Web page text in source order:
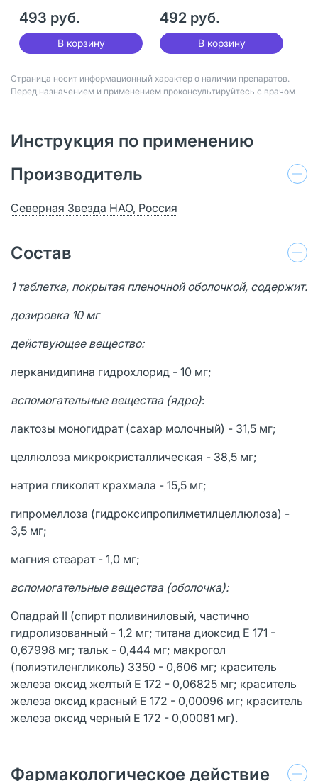
493 руб.
В корзину
492 руб.
В корзину
Страница носит информационный характер о наличии препаратов.
Перед назначением и применением проконсультируйтесь с врачом
Инструкция по применению
Производитель
Северная Звезда НАО, Россия
Состав
1 таблетка, покрытая пленочной оболочкой, содержит:
дозировка 10 мг
действующее вещество:
лерканидипина гидрохлорид - 10 мг;
вспомогательные вещества (ядро):
лактозы моногидрат (сахар молочный) - 31,5 мг;
целлюлоза микрокристаллическая - 38,5 мг;
натрия гликолят крахмала - 15,5 мг;
гипромеллоза (гидроксипропилметилцеллюлоза) -
3,5 мг;
магния стеарат - 1,0 мг;
вспомогательные вещества (оболочка):
Опадрай II (спирт поливиниловый, частично
гидролизованный - 1,2 мг; титана диоксид Е 171 -
0,67998 мг; тальк - 0,444 мг; макрогол
(полиэтиленгликоль) 3350 - 0,606 мг; краситель
железа оксид желтый Е 172 - 0,06825 мг; краситель
железа оксид красный Е 172 - 0,00096 мг; краситель
железа оксид черный Е 172 - 0,00081 мг).
Фармакологическое действие